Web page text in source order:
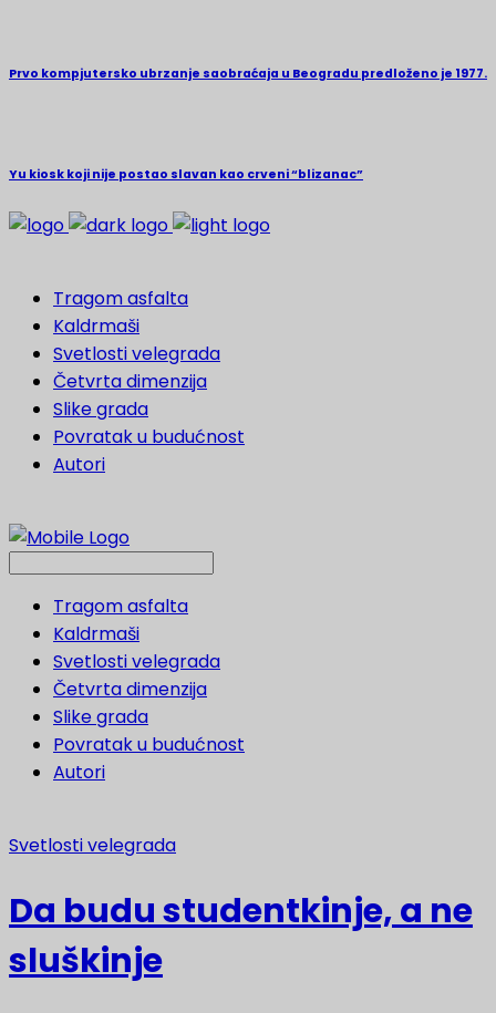
Prvo kompjutersko ubrzanje saobraćaja u Beogradu predloženo je 1977.
Yu kiosk koji nije postao slavan kao crveni “blizanac”
Tragom asfalta
Kaldrmaši
Svetlosti velegrada
Četvrta dimenzija
Slike grada
Povratak u budućnost
Autori
Tragom asfalta
Kaldrmaši
Svetlosti velegrada
Četvrta dimenzija
Slike grada
Povratak u budućnost
Autori
Svetlosti velegrada
Da budu studentkinje, a ne
sluškinje